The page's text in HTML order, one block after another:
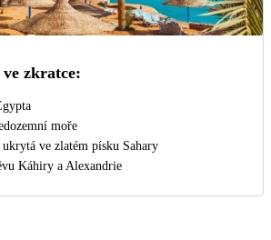
zkratce:
moře
ukrytá ve zlatém písku Sahary
Káhiry a Alexandrie